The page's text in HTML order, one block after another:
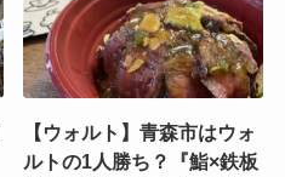
【ウォルト】青森市はウォ
ルトの1人勝ち？『鮨×鉄板